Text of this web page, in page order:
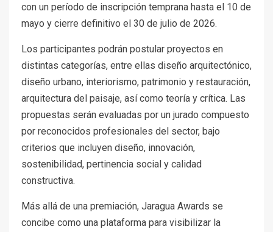
con un período de inscripción temprana hasta el 10 de
mayo y cierre definitivo el 30 de julio de 2026.
Los participantes podrán postular proyectos en
distintas categorías, entre ellas diseño arquitectónico,
diseño urbano, interiorismo, patrimonio y restauración,
arquitectura del paisaje, así como teoría y crítica. Las
propuestas serán evaluadas por un jurado compuesto
por reconocidos profesionales del sector, bajo
criterios que incluyen diseño, innovación,
sostenibilidad, pertinencia social y calidad
constructiva.
Más allá de una premiación, Jaragua Awards se
concibe como una plataforma para visibilizar la